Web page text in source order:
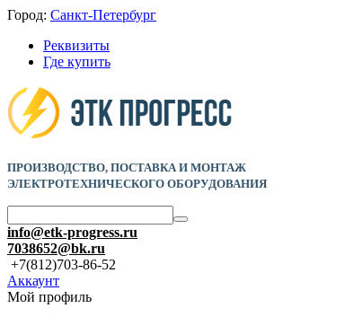
Город: Санкт-Петербург
Реквизиты
Где купить
ПРОИЗВОДСТВО, ПОСТАВКА И МОНТАЖ
ЭЛЕКТРОТЕХНИЧЕСКОГО ОБОРУДОВАНИЯ
info@etk-progress.ru
7038652@bk.ru
+7(812)703-86-52
Аккаунт
Мой профиль